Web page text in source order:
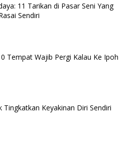
11 Tarikan di Pasar Seni Yang
Sendiri
Tempat Wajib Pergi Kalau Ke Ipoh
Tingkatkan Keyakinan Diri Sendiri